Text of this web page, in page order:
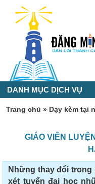
DANH MỤC DỊCH VỤ
Trang chủ » Dạy kèm tại
GIÁO VIÊN
Những thay đổi
xét tuyển đại học